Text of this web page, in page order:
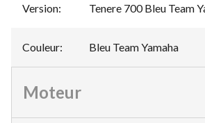
Version: Tenere 700 Bleu Team
Couleur: Bleu Team Yamaha
Moteur